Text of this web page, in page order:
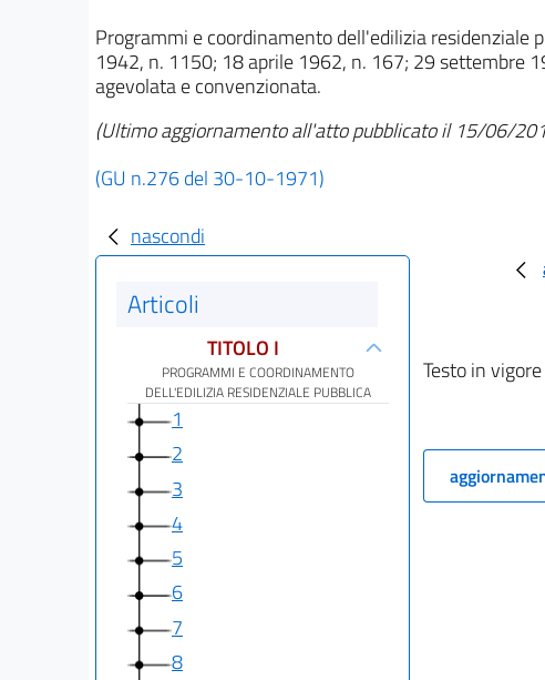
Programmi e coordinamento dell'edilizia residenziale
1942, n. 1150; 18 aprile 1962, n. 167; 29 settembre
agevolata e convenzionata.
(Ultimo aggiornamento all'atto pubblicato il 15/06/
(GU n.276 del 30-10-1971)
nascondi
Articoli
TITOLO I
PROGRAMMI E COORDINAMENTO
DELL'EDILIZIA RESIDENZIALE PUBBLICA
1
2
3
4
5
6
7
8
Testo in